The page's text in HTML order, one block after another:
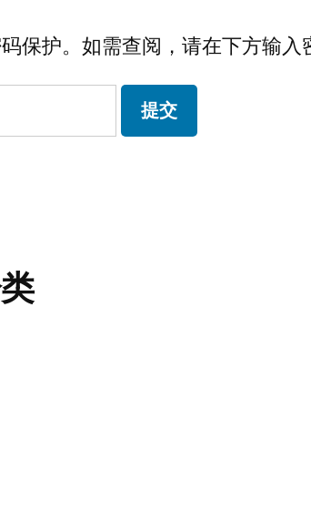
保护。如需查阅，请在下方输入